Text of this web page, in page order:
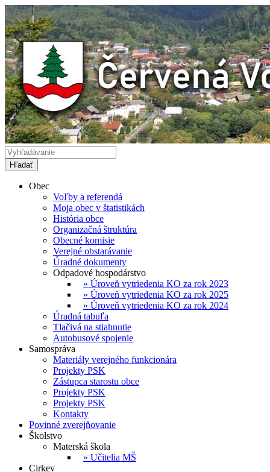
Obec
Voľby a referendá
Moja obec v štatistikách
História obce
Organizačná štruktúra
Obecné komisie
Verejné obstarávanie
Úradné dokumenty
Odpadové hospodárstvo
» Úroveň vytriedenia KO za rok 2023
» Úroveň vytriedenia KO za rok 2025
» Úroveň vytriedenia KO za rok 2024
Úradná tabuľa
Tlačivá na stiahnutie
Autobusové spojenie
Samospráva
Materiály verejného funkcionára
Projekty PSK
Zástupca starostu obce
Projekty PSK
Projekty PSK
Kontakty
Povinné zverejňovanie
Školstvo
Materská škola
» Učitelia MŠ
Cirkev